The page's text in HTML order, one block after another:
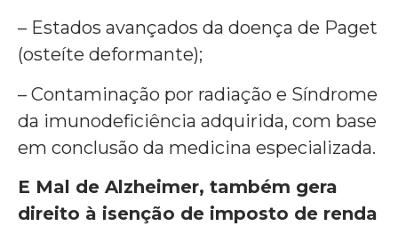
– Estados avançados da doença de Paget
(osteíte deformante);
– Contaminação por radiação e Síndrome
da imunodeficiência adquirida, com base
em conclusão da medicina especializada.
E Mal de Alzheimer, também gera
direito à isenção de imposto de renda